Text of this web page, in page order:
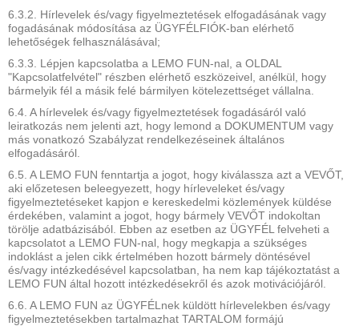
6.3.2. Hírlevelek és/vagy figyelmeztetések elfogadásának vagy
fogadásának módosítása az ÜGYFÉLFIÓK-ban elérhető
lehetőségek felhasználásával;
6.3.3. Lépjen kapcsolatba a LEMO FUN-nal, a OLDAL
"Kapcsolatfelvétel" részben elérhető eszközeivel, anélkül, hogy
bármelyik fél a másik felé bármilyen kötelezettséget vállalna.
6.4. A hírlevelek és/vagy figyelmeztetések fogadásáról való
leiratkozás nem jelenti azt, hogy lemond a DOKUMENTUM vagy
más vonatkozó Szabályzat rendelkezéseinek általános
elfogadásáról.
6.5. A LEMO FUN fenntartja a jogot, hogy kiválassza azt a VEVŐT,
aki előzetesen beleegyezett, hogy hírleveleket és/vagy
figyelmeztetéseket kapjon e kereskedelmi közlemények küldése
érdekében, valamint a jogot, hogy bármely VEVŐT indokoltan
törölje adatbázisából. Ebben az esetben az ÜGYFÉL felveheti a
kapcsolatot a LEMO FUN-nal, hogy megkapja a szükséges
indoklást a jelen cikk értelmében hozott bármely döntésével
és/vagy intézkedésével kapcsolatban, ha nem kap tájékoztatást a
LEMO FUN által hozott intézkedésekről és azok motivációjáról.
6.6. A LEMO FUN az ÜGYFÉLnek küldött hírlevelekben és/vagy
figyelmeztetésekben tartalmazhat TARTALOM formájú